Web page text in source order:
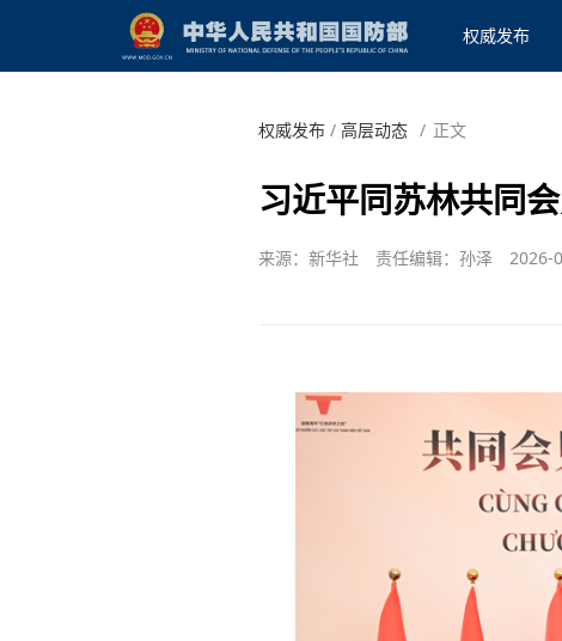
权威发布
权威发布/ 高层动态 / 正文
习近平同苏林共同
来源：新华社 责任编辑：孙泽 2026-